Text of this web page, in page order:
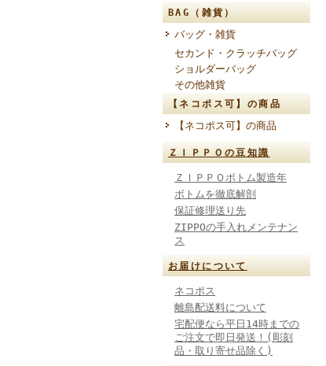
BAG（雑貨）
バッグ・雑貨
セカンド・クラッチバッグ
ショルダーバッグ
その他雑貨
【ネコポス可】の商品
【ネコポス可】の商品
ＺＩＰＰＯの豆知識
ＺＩＰＰＯボトム製造年
ボトムを徹底解剖
保証修理送り先
ZIPPOの手入れメンテナン
ス
お届けについて
ネコポス
離島配送料について
宅配便なら平日14時までの
ご注文で即日発送！(彫刻
品・取り寄せ品除く)